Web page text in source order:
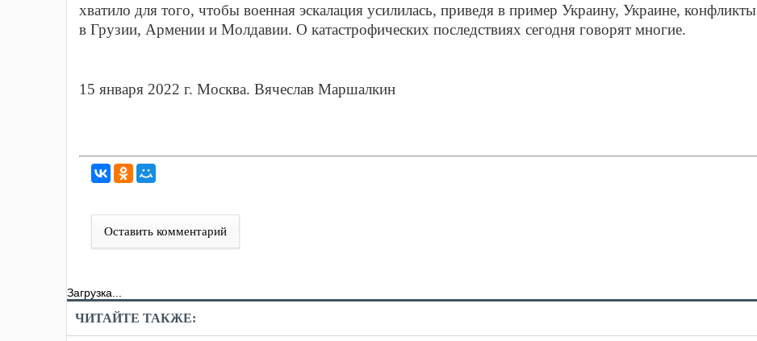
хватило для того, чтобы военная эскалация усилилась, приведя в пример Украину, Украине, конфликты
в Грузии, Армении и Молдавии. О катастрофических последствиях сегодня говорят многие.
15 января 2022 г. Москва. Вячеслав Маршалкин
Оставить комментарий
Загрузка...
ЧИТАЙТЕ ТАКЖЕ: